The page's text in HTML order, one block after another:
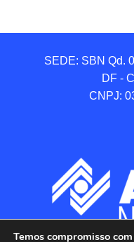
SEDE: SBN Qd.
DF -
CNPJ:
Temos compromisso